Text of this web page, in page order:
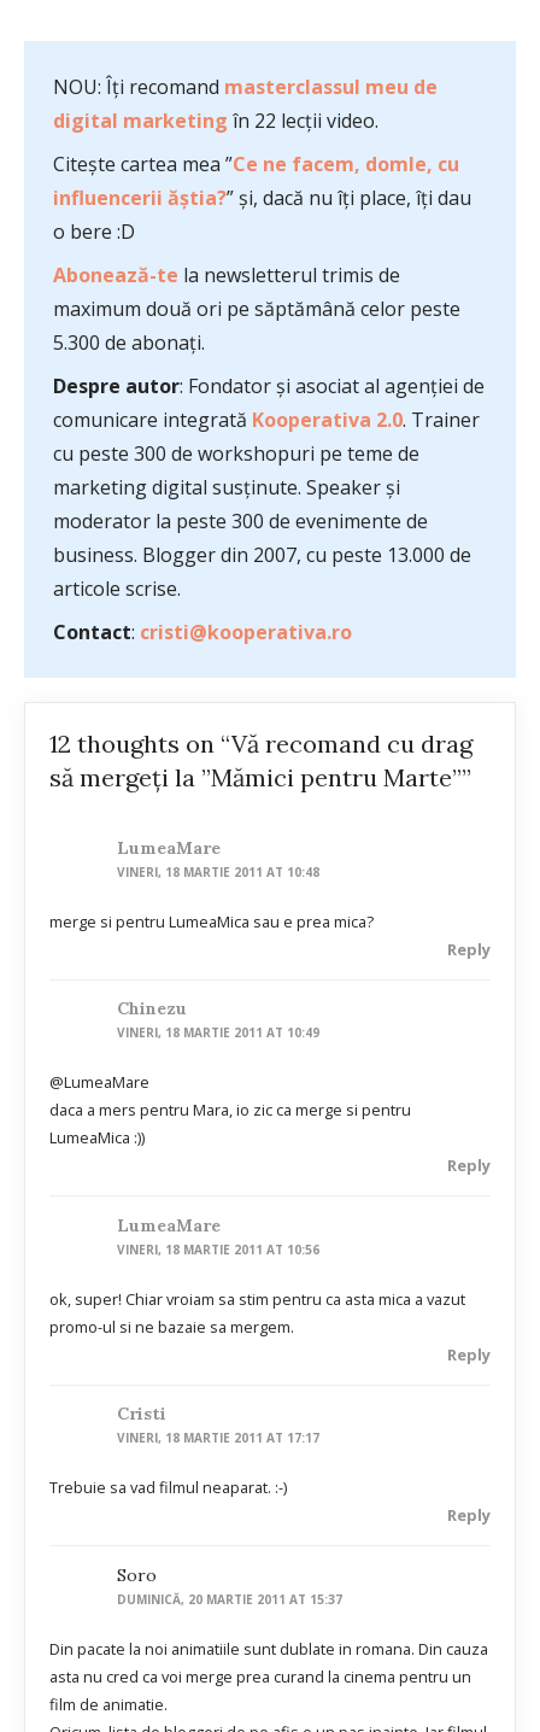
NOU: Îți recomand masterclassul meu de
digital marketing în 22 lecții video.
Citește cartea mea ”Ce ne facem, domle, cu
influencerii ăștia?” și, dacă nu îți place, îți dau
o bere :D
Abonează-te la newsletterul trimis de
maximum două ori pe săptămână celor peste
5.300 de abonați.
Despre autor: Fondator și asociat al agenției de
comunicare integrată Kooperativa 2.0. Trainer
cu peste 300 de workshopuri pe teme de
marketing digital susținute. Speaker și
moderator la peste 300 de evenimente de
business. Blogger din 2007, cu peste 13.000 de
articole scrise.
Contact: cristi@kooperativa.ro
12 thoughts on “Vă recomand cu drag
să mergeți la ”Mămici pentru Marte””
LumeaMare
VINERI, 18 MARTIE 2011 AT 10:48
merge si pentru LumeaMica sau e prea mica?
Reply
Chinezu
VINERI, 18 MARTIE 2011 AT 10:49
@LumeaMare
daca a mers pentru Mara, io zic ca merge si pentru
LumeaMica :))
Reply
LumeaMare
VINERI, 18 MARTIE 2011 AT 10:56
ok, super! Chiar vroiam sa stim pentru ca asta mica a vazut
promo-ul si ne bazaie sa mergem.
Reply
Cristi
VINERI, 18 MARTIE 2011 AT 17:17
Trebuie sa vad filmul neaparat. :-)
Reply
Soro
DUMINICĂ, 20 MARTIE 2011 AT 15:37
Din pacate la noi animatiile sunt dublate in romana. Din cauza
asta nu cred ca voi merge prea curand la cinema pentru un
film de animatie.